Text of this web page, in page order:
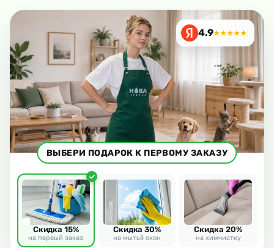
4.9★★★★★
ВЫБЕРИ ПОДАРОК К ПЕРВОМУ ЗАКАЗУ
Скидка 15%
на первый заказ
Скидка 30%
на мытьё окон
Скидка 20%
на химчистку